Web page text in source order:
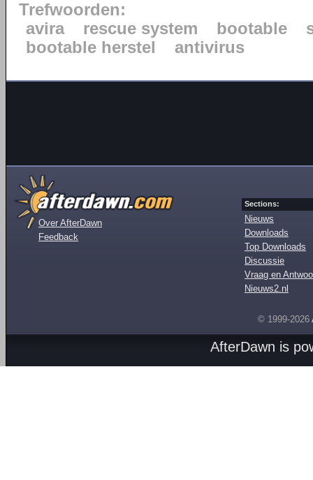
Trefwoorden:
avira
rescue system bootable
bootable herstel
antivirus
Over AfterDawn
Feedback
Sections:
Nieuws
Downloads
Top Downloads
Discussie
Vraag en
Nieuws2.nl
© 1999-2026
AfterDawn is